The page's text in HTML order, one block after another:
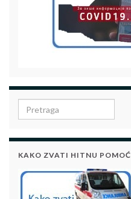
Search for:
KAKO ZVATI HITNU POMOĆ